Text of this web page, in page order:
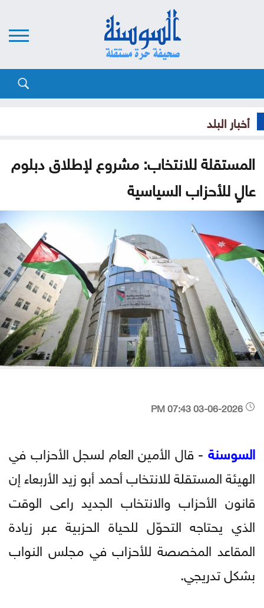
أخبار البلد
المستقلة للانتخاب: مشروع لإطلاق دبلوم
عالٍ للأحزاب السياسية
السوسنة - قال الأمين العام لسجل الأحزاب في
الهيئة المستقلة للانتخاب أحمد أبو زيد الأربعاء إن
قانون الأحزاب والانتخاب الجديد راعى الوقت
الذي يحتاجه التحوّل للحياة الحزبية عبر زيادة
المقاعد المخصصة للأحزاب في مجلس النواب
بشكل تدريجي.